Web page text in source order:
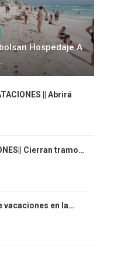
Hospedaje A
|| Abrirá
Cierran tramo…
vacaciones en la…